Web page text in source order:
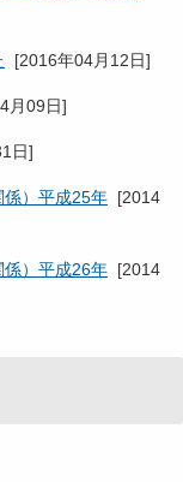
[2016年04月12日]
月09日]
日]
）平成25年 [2014
）平成26年 [2014